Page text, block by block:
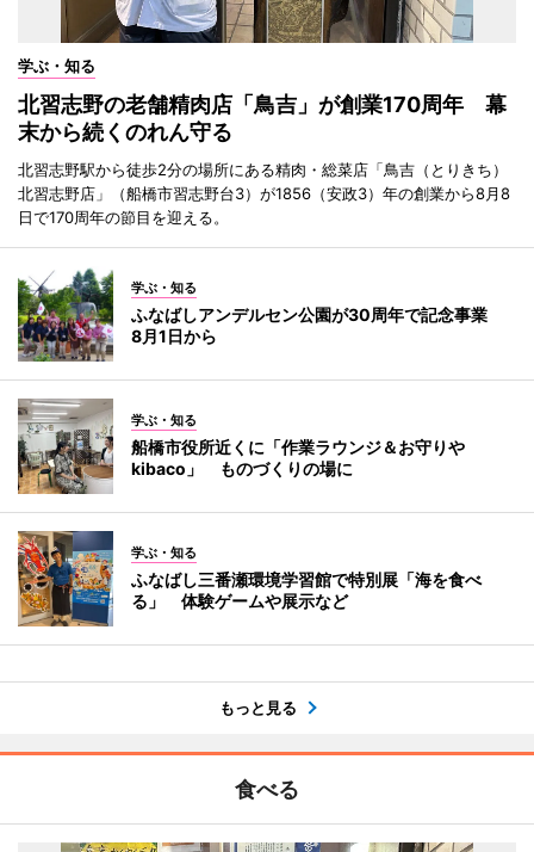
学ぶ・知る
北習志野の老舗精肉店「鳥吉」が創業170周年 幕
末から続くのれん守る
北習志野駅から徒歩2分の場所にある精肉・総菜店「鳥吉（とりきち）
北習志野店」（船橋市習志野台3）が1856（安政3）年の創業から8月8
日で170周年の節目を迎える。
学ぶ・知る
ふなばしアンデルセン公園が30周年で記念事業
8月1日から
学ぶ・知る
船橋市役所近くに「作業ラウンジ＆お守りや
kibaco」 ものづくりの場に
学ぶ・知る
ふなばし三番瀬環境学習館で特別展「海を食べ
る」 体験ゲームや展示など
もっと見る
食べる